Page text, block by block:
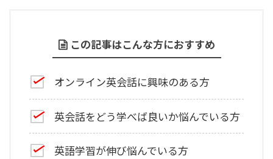
この記事はこんな方におすすめ
オンライン英会話に興味のある方
英会話をどう学べば良いか悩んでいる方
英語学習が伸び悩んでいる方